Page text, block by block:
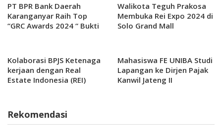
PT BPR Bank Daerah
Karanganyar Raih Top
“GRC Awards 2024 “ Bukti
berkualitas dalam
pengelolaan bisnis.
Walikota Teguh Prakosa
Membuka Rei Expo 2024 di
Solo Grand Mall
Kolaborasi BPJS Ketenaga
kerjaan dengan Real
Estate Indonesia (REI)
Mahasiswa FE UNIBA Studi
Lapangan ke Dirjen Pajak
Kanwil Jateng II
Rekomendasi